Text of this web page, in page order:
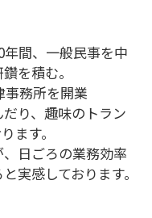
間、一般民事を中
を積む。
務所を開業
り、趣味のトラン
ます。
日ごろの業務効率
実感しております。